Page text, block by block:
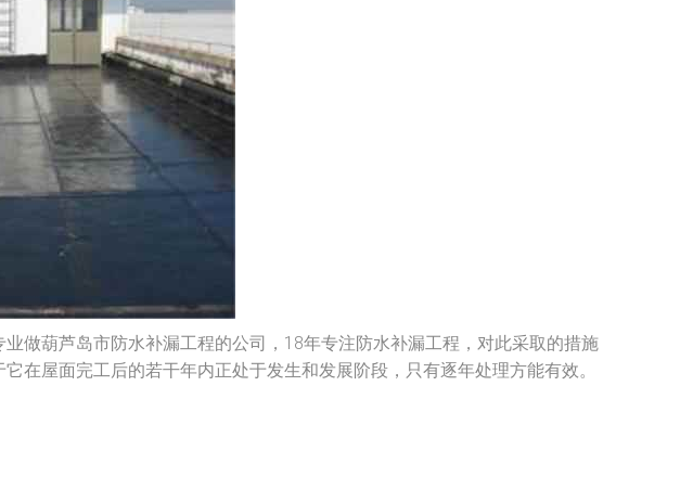
做葫芦岛市防水补漏工程的公司，18年专注防水补漏工程，对此采取的措施
在屋面完工后的若干年内正处于发生和发展阶段，只有逐年处理方能有效。